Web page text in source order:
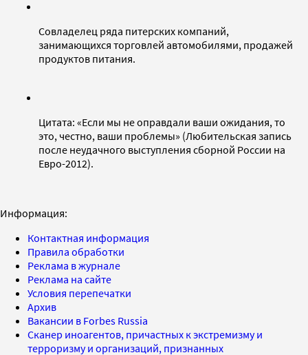
Совладелец ряда питерских компаний,
занимающихся торговлей автомобилями, продажей
продуктов питания.
Цитата: «Если мы не оправдали ваши ожидания, то
это, честно, ваши проблемы» (Любительская запись
после неудачного выступления сборной России на
Евро-2012).
Информация:
Контактная информация
Правила обработки
Реклама в журнале
Реклама на сайте
Условия перепечатки
Архив
Вакансии в Forbes Russia
Сканер иноагентов, причастных к экстремизму и
терроризму и организаций, признанных